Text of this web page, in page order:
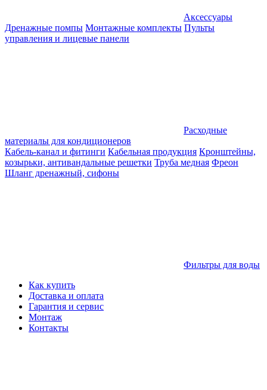
Аксессуары
Дренажные помпы Монтажные комплекты Пульты
управления и лицевые панели
Расходные
материалы для кондиционеров
Кабель-канал и фитинги Кабельная продукция Кронштейны,
козырьки, антивандальные решетки Труба медная Фреон
Шланг дренажный, сифоны
Фильтры для воды
Как купить
Доставка и оплата
Гарантия и сервис
Монтаж
Контакты